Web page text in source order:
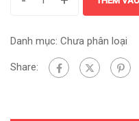
Danh mục: Chưa phân loại
Share: